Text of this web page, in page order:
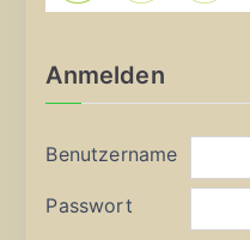
Anmelden
Benutzername
Passwort